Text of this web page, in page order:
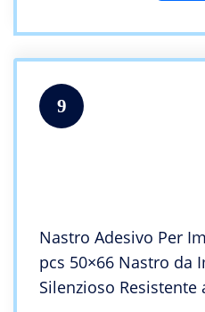
9
Nastro Adesivo Per
pcs 50×66 Nastro da
Silenzioso Resistente